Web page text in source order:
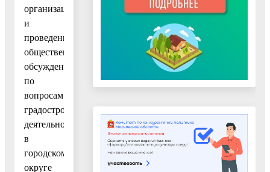
организации
и
проведении
общественных
обсуждений
по
вопросам
градостроительной
деятельности
в
городском
округе